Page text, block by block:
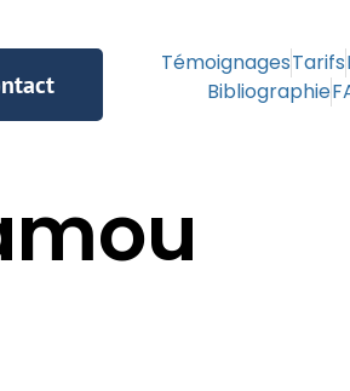
TémoignagesTarifs
Bibliographie